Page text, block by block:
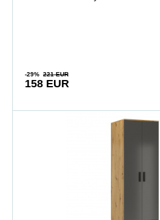
-29% 221 EUR
158 EUR